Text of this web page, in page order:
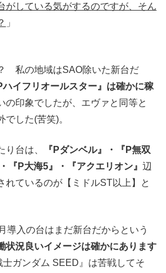
がしている気がするのですが、そん
」
私の地域はSAO除いた新台だ
ハイフリオールスター』は確かに稼
の印象でしたが、エヴァと同等と
した(苦笑)。
り台は、
『Pダンベル』・『P無双
『P大海5』・『アクエリオン』 辺
れているのが【ミドルST以上】と
導入の台はまだ新台だからという
状況良いイメージは確かにあります
ガンダム SEED』は苦戦してそ